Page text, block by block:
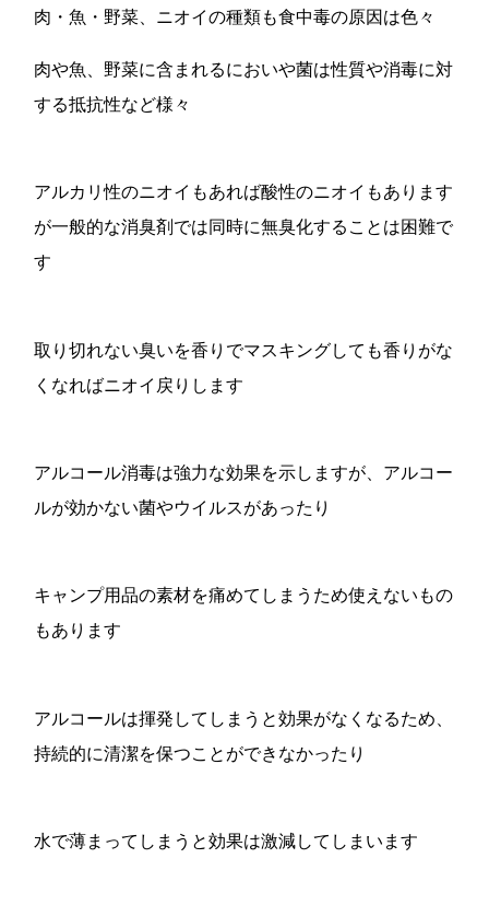
肉・魚・野菜、ニオイの種類も食中毒の原因は色々
肉や魚、野菜に含まれるにおいや菌は性質や消毒に対
する抵抗性など様々
アルカリ性のニオイもあれば酸性のニオイもあります
が一般的な消臭剤では同時に無臭化することは困難で
す
取り切れない臭いを香りでマスキングしても香りがな
くなればニオイ戻りします
アルコール消毒は強力な効果を示しますが、アルコー
ルが効かない菌やウイルスがあったり
キャンプ用品の素材を痛めてしまうため使えないもの
もあります
アルコールは揮発してしまうと効果がなくなるため、
持続的に清潔を保つことができなかったり
水で薄まってしまうと効果は激減してしまいます